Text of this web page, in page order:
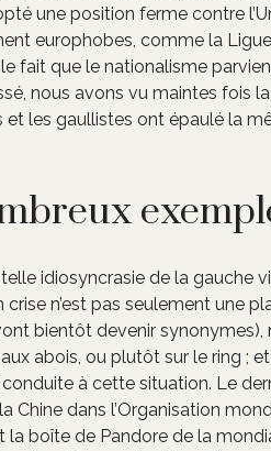
une position ferme contre
europhobes, comme la
fait que le nationalisme
nous avons vu maintes fois
les gaullistes ont épaulé la
idiosyncrasie de la gauche
n’est pas seulement une
bientôt devenir
abois, ou plutôt sur le ring ;
à cette situation. Le
Chine dans l’Organisation
la boîte de Pandore de la